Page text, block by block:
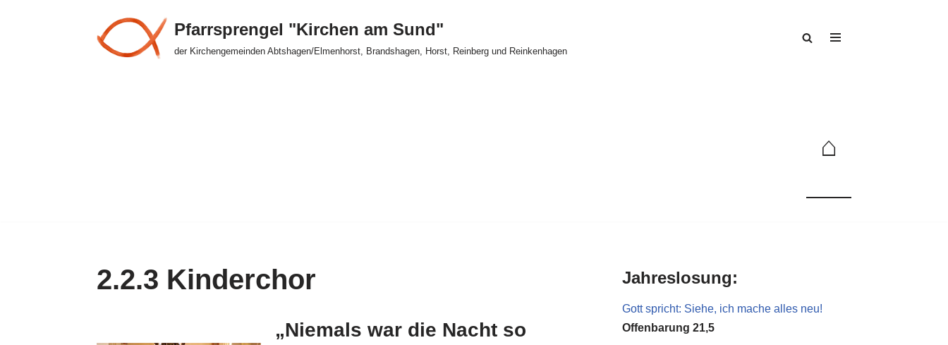
Pfarrsprengel "Kirchen am Sund"
der Kirchengemeinden Abtshagen/Elmenhorst, Brandshagen, Horst, Reinberg und Reinkenhagen
⌂
2.2.3 Kinderchor
„Niemals war die Nacht so
Jahreslosung:
Gott spricht: Siehe, ich mache alles neu!
Offenbarung 21,5